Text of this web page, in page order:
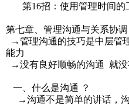
第16招：使用管理时间的
第七章、管理沟通与关系协调
→管理沟通的技巧是中层管
能力
→没有良好顺畅的沟通 就没
一、什么是沟通 ？
→沟通不是简单的讲话，